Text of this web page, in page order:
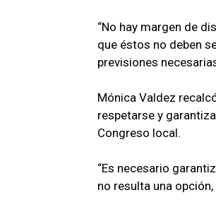
“No hay margen de
que éstos no deben
previsiones
Mónica Valdez
respetarse y
Congreso local.
“Es necesario
no resulta una